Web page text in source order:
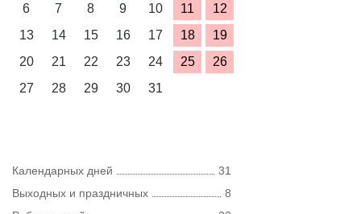
6
7 8 9 10 11
12
13
14 15 16 17 18
19
20
21 22 23 24 25
26
27
28 29 30 31
Календарных дней
31
Выходных и праздничных
8